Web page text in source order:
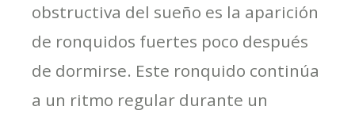
obstructiva del sueño es la aparición
de ronquidos fuertes poco después
de dormirse. Este ronquido continúa
a un ritmo regular durante un